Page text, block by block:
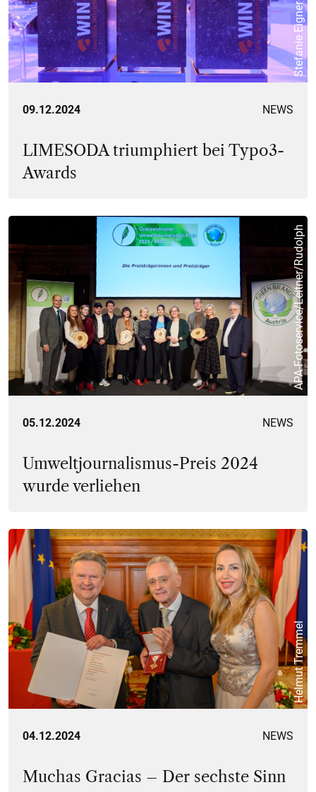
Stefanie Eigner
09.12.2024 NEWS
LIMESODA triumphiert bei Typo3-
Awards
APA-Fotoservice/Leitner/Rudolph
05.12.2024 NEWS
Umweltjournalismus-Preis 2024
wurde verliehen
Helmut Tremmel
04.12.2024 NEWS
Muchas Gracias – Der sechste Sinn